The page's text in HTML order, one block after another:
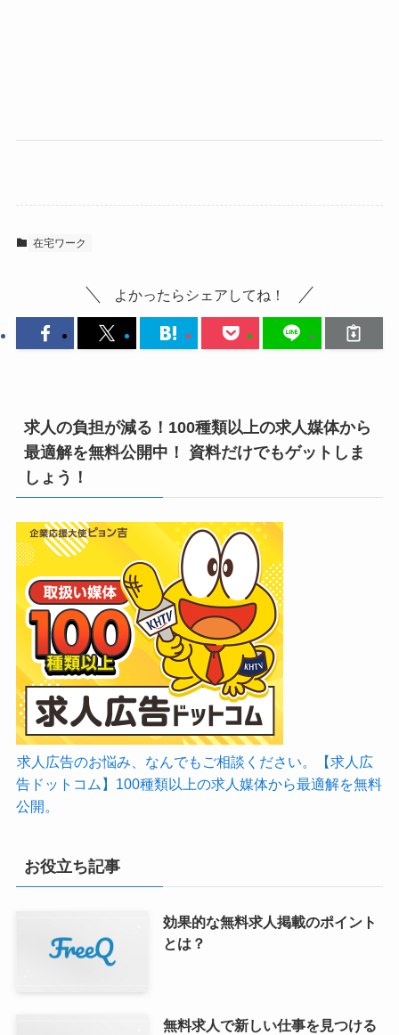
在宅ワーク
よかったらシェアしてね！
求人の負担が減る！100種類以上の求人媒体から
最適解を無料公開中！ 資料だけでもゲットしま
しょう！
求人広告のお悩み、なんでもご相談ください。【求人広
告ドットコム】100種類以上の求人媒体から最適解を無料
公開。
お役立ち記事
効果的な無料求人掲載のポイント
とは？
無料求人で新しい仕事を見つける